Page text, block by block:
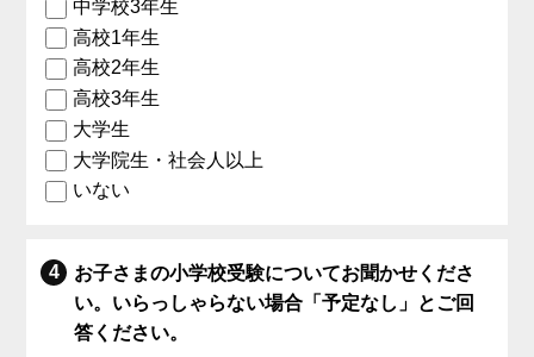
中学校3年生
高校1年生
高校2年生
高校3年生
大学生
大学院生・社会人以上
いない
お子さまの小学校受験についてお聞かせくださ
い。いらっしゃらない場合「予定なし」とご回
答ください。